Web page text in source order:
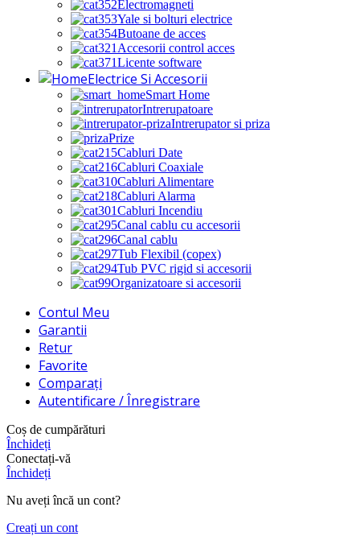
Electromagneti
Yale si bolturi electrice
Butoane de acces
Accesorii control acces
Licente software
Electrice Si Accesorii
Smart Home
Intrerupatoare
Intrerupator si priza
Prize
Cabluri Date
Cabluri Coaxiale
Cabluri Alimentare
Cabluri Alarma
Cabluri Incendiu
Canal cablu cu accesorii
Canal cablu
Tub Flexibil (copex)
Tub PVC rigid si accesorii
Organizatoare si accesorii
Contul Meu
Garantii
Retur
Favorite
Comparați
Autentificare / Înregistrare
Coș de cumpărături
Închideți
Conectați-vă
Închideți
Nu aveți încă un cont?
Creați un cont